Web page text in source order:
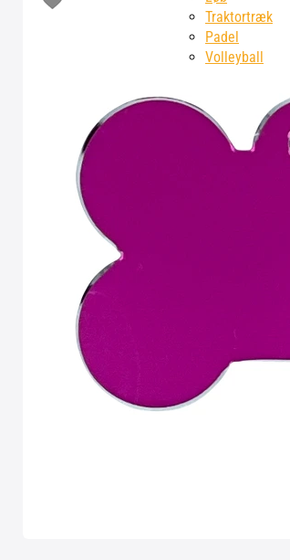
Traktortræk
Padel
Volleyball